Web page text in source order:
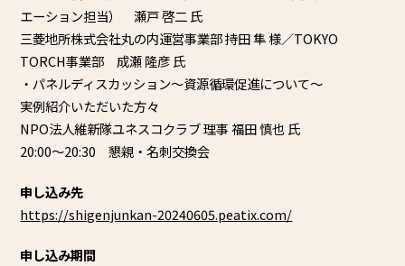
エーション担当） 瀬戸 啓二 氏
三菱地所株式会社丸の内運営事業部 持田 隼 様／TOKYO
TORCH事業部 成瀬 隆彦 氏
・パネルディスカッション～資源循環促進について～
実例紹介いただいた方々
NPO法人維新隊ユネスコクラブ 理事 福田 慎也 氏
20:00～20:30 懇親・名刺交換会
申し込み先
https://shigenjunkan-20240605.peatix.com/
申し込み期間